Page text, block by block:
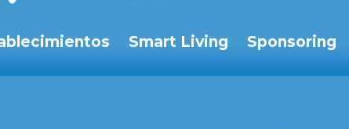
Smart Living Sponsoring